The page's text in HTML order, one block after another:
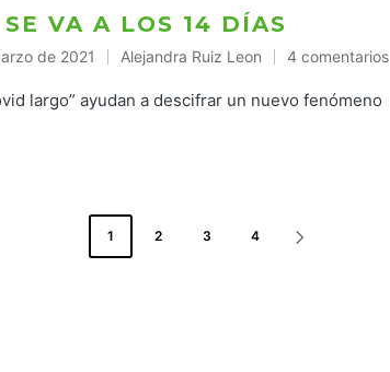
VA A LOS 14 DÍAS
de 2021
Publicado
en
Alejandra Ruiz Leon 4 comentarios
largo” ayudan a descifrar un nuevo fenómeno
1 2 3 4